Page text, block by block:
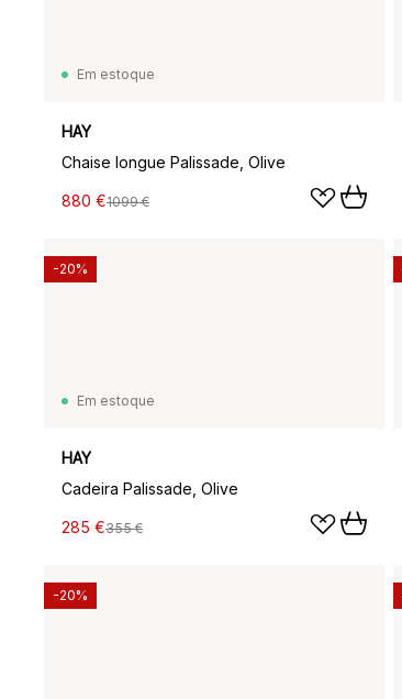
Em estoque
HAY
Chaise longue Palissade, Olive
880 €1099 €
Em estoque
HAY
Cadeira Palissade, Olive
285 €355 €
-20%
-20%